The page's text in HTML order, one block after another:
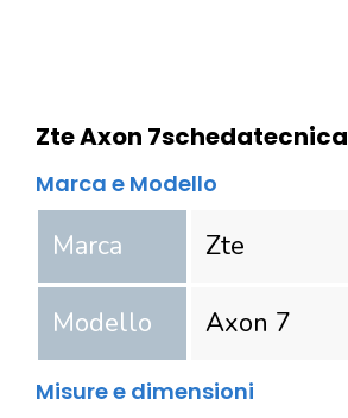
Zte Axon 7schedatecnica
Marca e Modello
Marca Zte
Modello Axon 7
Misure e dimensioni